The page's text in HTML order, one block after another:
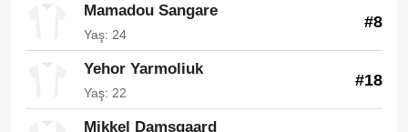
Mamadou Sangare
Yaş: 24
#8
Yehor Yarmoliuk
Yaş: 22
#18
Mikkel Damsgaard